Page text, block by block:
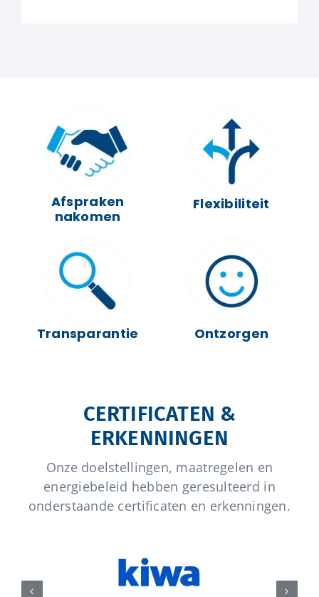
Afspraken
nakomen
Flexibiliteit
Transparantie Ontzorgen
CERTIFICATEN &
ERKENNINGEN
Onze doelstellingen, maatregelen en
energiebeleid hebben geresulteerd in
onderstaande certificaten en erkenningen.